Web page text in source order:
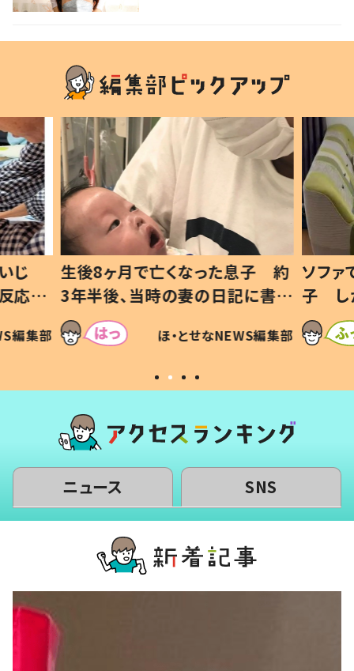
じ
応に
編集部
生後8ヶ月で亡くなった息子 約
3年半後、当時の妻の日記に書い
てあった本音とは
ほ・とせなNEWS編集部
ソファ
子 し
すべ
いから
ニュース SNS